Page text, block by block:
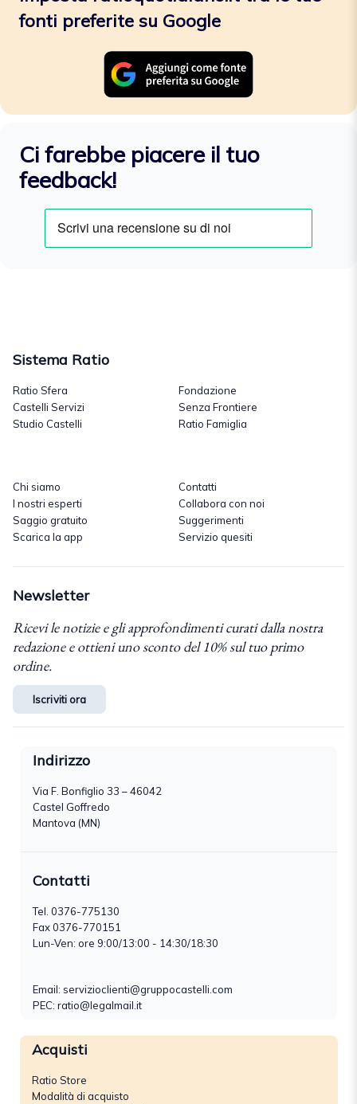
fonti preferite su Google
Ci farebbe piacere il tuo
feedback!
Sistema Ratio
Ratio Sfera
Castelli Servizi
Studio Castelli
Fondazione
Senza Frontiere
Ratio Famiglia
Chi siamo
I nostri esperti
Saggio gratuito
Scarica la app
Contatti
Collabora con noi
Suggerimenti
Servizio quesiti
Newsletter
Ricevi le notizie e gli approfondimenti curati dalla nostra
redazione e ottieni uno sconto del 10% sul tuo primo
ordine.
Iscriviti ora
Indirizzo
Via F. Bonfiglio 33 – 46042
Castel Goffredo
Mantova (MN)
Contatti
Tel. 0376-775130
Fax 0376-770151
Lun-Ven: ore 9:00/13:00 - 14:30/18:30
Email: servizioclienti@gruppocastelli.com
PEC: ratio@legalmail.it
Acquisti
Ratio Store
Modalità di acquisto